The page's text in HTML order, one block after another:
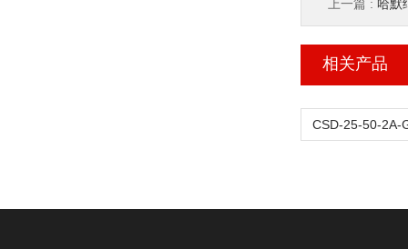
上一篇 : 哈默
相关产品